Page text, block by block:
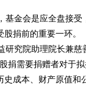
金会是应全盘接受
捐前的重要一环。
究院助理院长兼慈
捐需要捐赠者对于
史成本、财产原值和